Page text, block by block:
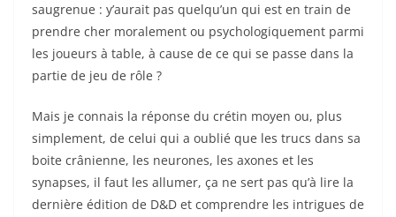
saugrenue : y’aurait pas quelqu’un qui est en train de
prendre cher moralement ou psychologiquement parmi
les joueurs à table, à cause de ce qui se passe dans la
partie de jeu de rôle ?
Mais je connais la réponse du crétin moyen ou, plus
simplement, de celui qui a oublié que les trucs dans sa
boite crânienne, les neurones, les axones et les
synapses, il faut les allumer, ça ne sert pas qu’à lire la
dernière édition de D&D et comprendre les intrigues de